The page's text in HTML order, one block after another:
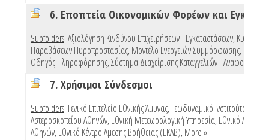
Subfolders:Αξιολόγηση Κινδύνου Επιχειρήσεων - Εγκαταστάσεων,Κυρώσεις
Παραβάσεων Πυροπροστασίας,Μοντέλο Ενεργειών Συμμόρφωσης,
Οδηγός Πληροφόρησης,Σύστημα Διαχείρισης Καταγγελιών - Αναφορών
7. Χρήσιμοι Σύνδεσμοι
Subfolders: Γενικό Επιτελείο Εθνικής Άμυνας,Γεωδυναμικό Ινστιτούτο
Αστεροσκοπείου Αθηνών,Εθνική Μετεωρολογική Υπηρεσία,Εθνικό
Αθηνών,Εθνικό Κέντρο Άμεσης Βοήθειας (ΕΚΑΒ),More »